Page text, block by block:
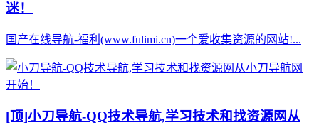
迷！
国产在线导航-福利(www.fulimi.cn)一个爱收集资源的网站!...
[顶]小刀导航-QQ技术导航,学习技术和找资源网从